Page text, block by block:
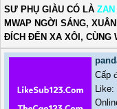
SƯ PHỤ GIÀU CÓ LÀ ZAN
MWAP NGỜI SÁNG,
ĐÍCH ĐẾN XA XÔI, CÙNG
Cấp
Like: